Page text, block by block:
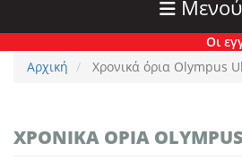
Μενού
Οι
Αρχική
Χρονικά όρια Olympus
ΧΡΟΝΙΚΆ ΌΡΙΑ